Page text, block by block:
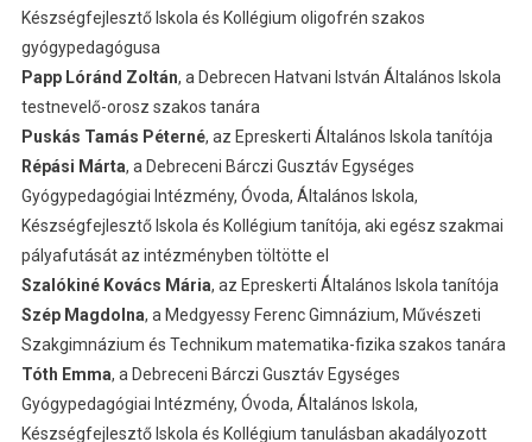
Készségfejlesztő Iskola és Kollégium oligofrén szakos
gyógypedagógusa
Papp Lóránd Zoltán, a Debrecen Hatvani István Általános Iskola
testnevelő-orosz szakos tanára
Puskás Tamás Péterné, az Epreskerti Általános Iskola tanítója
Répási Márta, a Debreceni Bárczi Gusztáv Egységes
Gyógypedagógiai Intézmény, Óvoda, Általános Iskola,
Készségfejlesztő Iskola és Kollégium tanítója, aki egész szakmai
pályafutását az intézményben töltötte el
Szalókiné Kovács Mária, az Epreskerti Általános Iskola tanítója
Szép Magdolna, a Medgyessy Ferenc Gimnázium, Művészeti
Szakgimnázium és Technikum matematika-fizika szakos tanára
Tóth Emma, a Debreceni Bárczi Gusztáv Egységes
Gyógypedagógiai Intézmény, Óvoda, Általános Iskola,
Készségfejlesztő Iskola és Kollégium tanulásban akadályozott